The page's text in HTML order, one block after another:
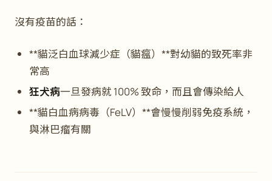
沒有疫苗的話：
**貓泛白血球減少症（貓瘟）**對幼貓的致死率非
常高
狂犬病一旦發病就 100% 致命，而且會傳染給人
**貓白血病病毒（FeLV）**會慢慢削弱免疫系統，
與淋巴瘤有關